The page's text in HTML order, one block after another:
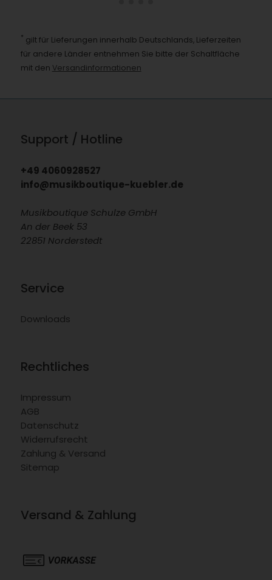
* gilt für Lieferungen innerhalb Deutschlands, Lieferzeiten
für andere Länder entnehmen Sie bitte der Schaltfläche
mit den Versandinformationen
Support / Hotline
+49 4060928527
info@musikboutique-kuebler.de
Musikboutique Schulze GmbH
An der Beek 53
22851 Norderstedt
Service
Downloads
Rechtliches
Impressum
AGB
Datenschutz
Widerrufsrecht
Zahlung & Versand
Sitemap
Versand & Zahlung